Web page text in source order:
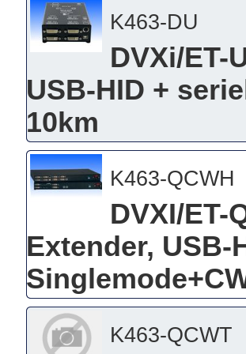
K463-DU
DVXi/ET-
USB-HID +
10km
K463-QCWH
DVXI/ET-
Extender, USB-
K463-QCWT